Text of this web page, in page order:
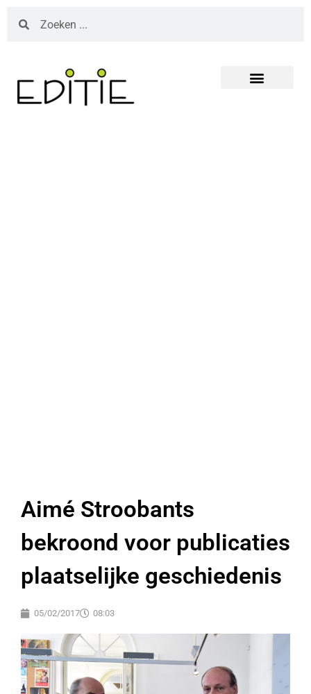
Aimé Stroobants
bekroond voor publicaties
plaatselijke geschiedenis
05/02/2017 08:03